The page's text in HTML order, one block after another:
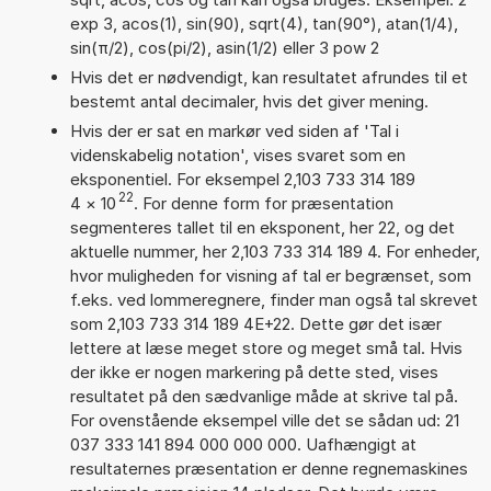
exp 3, acos(1), sin(90), sqrt(4), tan(90°), atan(1/4),
sin(π/2), cos(pi/2), asin(1/2) eller 3 pow 2
Hvis det er nødvendigt, kan resultatet afrundes til et
bestemt antal decimaler, hvis det giver mening.
Hvis der er sat en markør ved siden af 'Tal i
videnskabelig notation', vises svaret som en
eksponentiel. For eksempel 2,103 733 314 189
4 × 10 22. For denne form for præsentation
segmenteres tallet til en eksponent, her 22, og det
aktuelle nummer, her 2,103 733 314 189 4. For enheder,
hvor muligheden for visning af tal er begrænset, som
f.eks. ved lommeregnere, finder man også tal skrevet
som 2,103 733 314 189 4E+22. Dette gør det især
lettere at læse meget store og meget små tal. Hvis
der ikke er nogen markering på dette sted, vises
resultatet på den sædvanlige måde at skrive tal på.
For ovenstående eksempel ville det se sådan ud: 21
037 333 141 894 000 000 000. Uafhængigt at
resultaternes præsentation er denne regnemaskines